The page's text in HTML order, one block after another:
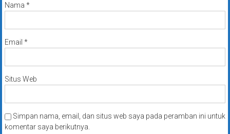
Nama *
Email *
Situs Web
Simpan nama, email, dan situs web saya pada peramban ini untuk
komentar saya berikutnya.